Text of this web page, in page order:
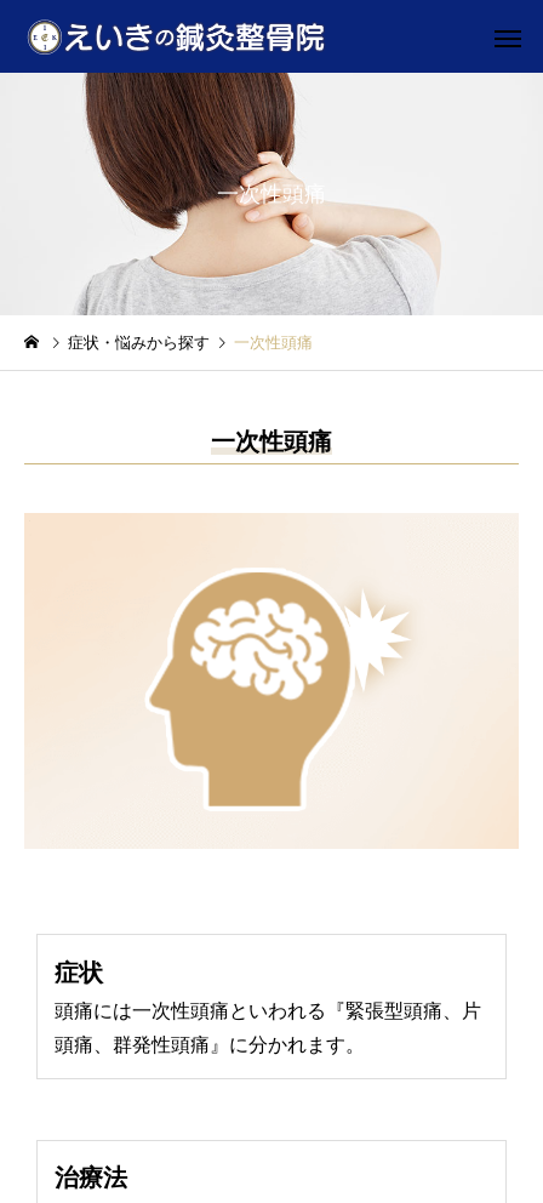
施術料金
お悩み別
マッサージの4倍！？”鍼治
お悩み別
ぎっくり腰なりやすい
一次性頭痛
症状・悩みから探す 一次性頭痛
一次性頭痛
症状
頭痛には一次性頭痛といわれる『緊張型頭痛、片
頭痛、群発性頭痛』に分かれます。
治療法